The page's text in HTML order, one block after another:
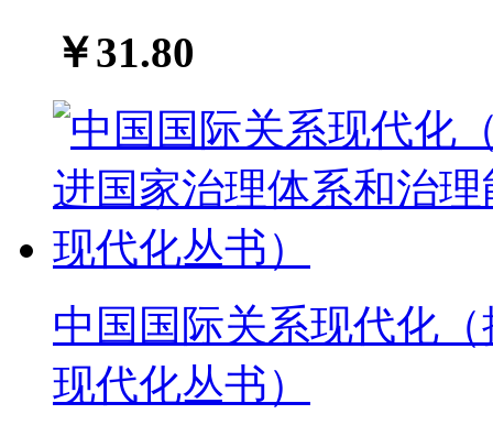
￥31.80
中国国际关系现代化
现代化丛书）